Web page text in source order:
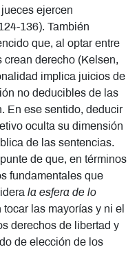
ejercen
136). También
que, al optar entre
derecho (Kelsen,
implica juicios de
no deducibles de las
En ese sentido, deducir
oculta su dimensión
de las sentencias.
de que, en términos
fundamentales que
la esfera de lo
las mayorías y ni el
derechos de libertad y
de elección de los